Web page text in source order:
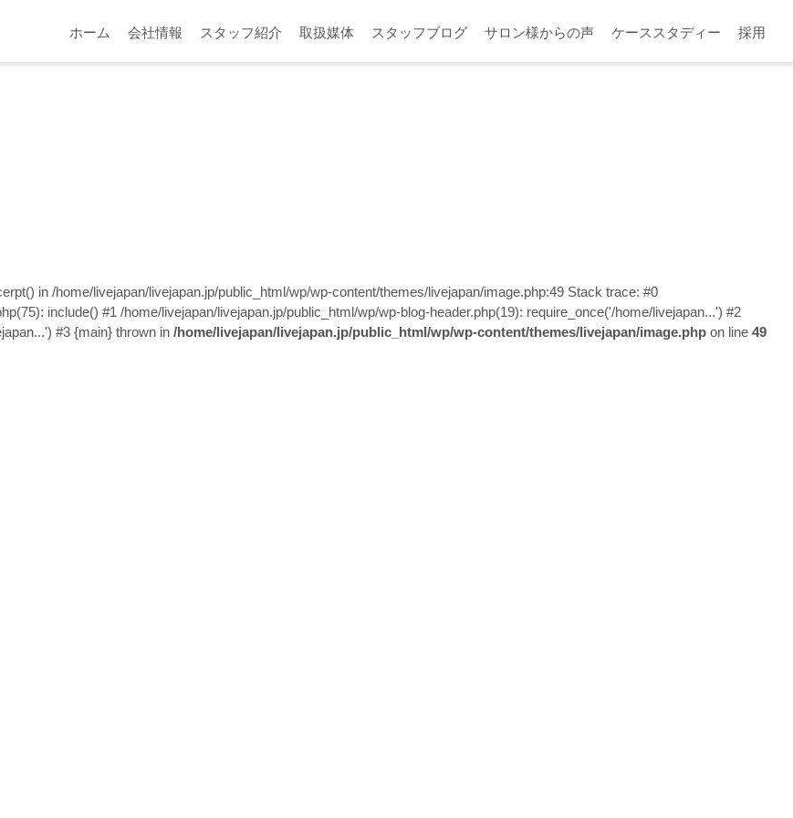
ホーム 会社情報 スタッフ紹介 取扱媒体 スタッフブログ サロン様からの声 ケーススタディー 採用
in /home/livejapan/livejapan.jp/public_html/wp/wp-content/themes/livejapan/image.php:49 Stack trace: #0
include() #1 /home/livejapan/livejapan.jp/public_html/wp/wp-blog-header.php(19): require_once('/home/livejapan...') #2
#3 {main} thrown in /home/livejapan/livejapan.jp/public_html/wp/wp-content/themes/livejapan/image.php on line 49